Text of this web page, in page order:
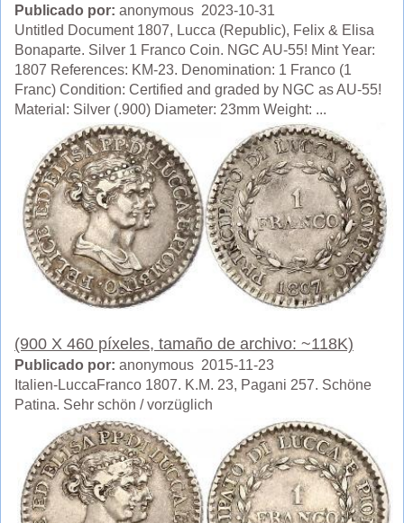
Publicado por: anonymous 2023-10-31
Untitled Document 1807, Lucca (Republic), Felix & Elisa
Bonaparte. Silver 1 Franco Coin. NGC AU-55! Mint Year:
1807 References: KM-23. Denomination: 1 Franco (1
Franc) Condition: Certified and graded by NGC as AU-55!
Material: Silver (.900) Diameter: 23mm Weight: ...
(900 X 460 píxeles, tamaño de archivo: ~118K)
Publicado por: anonymous 2015-11-23
Italien-LuccaFranco 1807. K.M. 23, Pagani 257. Schöne
Patina. Sehr schön / vorzüglich